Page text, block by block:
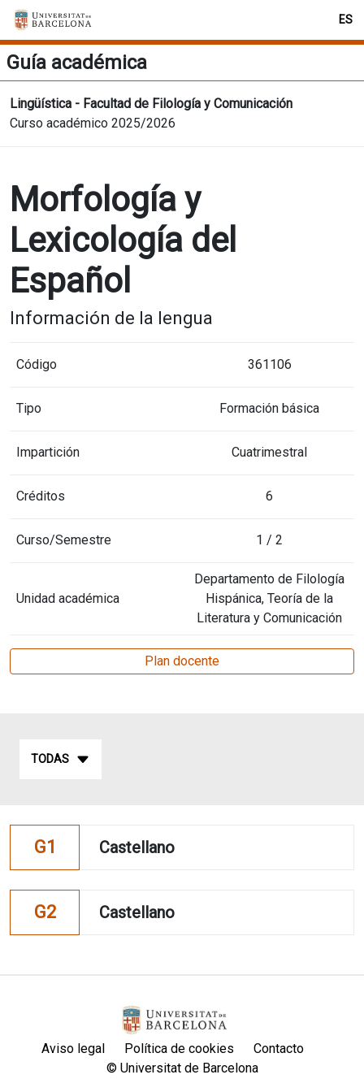
ES
Guía académica
Lingüística - Facultad de Filología y Comunicación
Curso académico 2025/2026
Morfología y
Lexicología del
Español
Información de la lengua
Código 361106
Tipo Formación básica
Impartición Cuatrimestral
Créditos 6
Curso/Semestre 1 / 2
Unidad académica
Departamento de Filología
Hispánica, Teoría de la
Literatura y Comunicación
Plan docente
TODAS
G1 Castellano
G2 Castellano
Aviso legal Política de cookies
Contacto
© Universitat de Barcelona